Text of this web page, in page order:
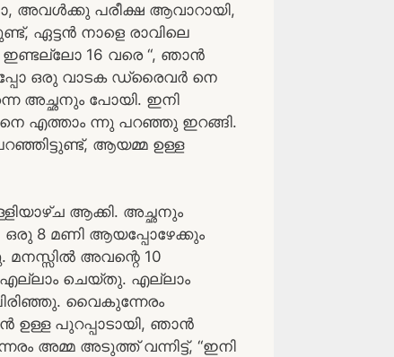
അവൾക്കു പരീക്ഷ ആവാറായി,
ഏട്ടൻ നാളെ രാവിലെ
ഇണ്ടല്ലോ 16 വരെ “, ഞാൻ
ഒരു വാടക ഡ്രൈവർ നെ
അച്ഛനും പോയി. ഇനി
എത്താം ന്നു പറഞ്ഞു ഇറങ്ങി.
ആയമ്മ ഉള്ള
ആക്കി. അച്ഛനും
8 മണി ആയപ്പോഴേക്കും
അവന്റെ 10
എല്ലാം ചെയ്തു. എല്ലാം
വൈകുന്നേരം
പുറപ്പാടായി, ഞാൻ
അമ്മ അടുത്ത് വന്നിട്ട്, “ഇനി